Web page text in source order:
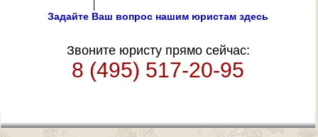
Задайте Ваш вопрос нашим юристам здесь
Звоните юристу прямо сейчас:
8 (495) 517-20-95